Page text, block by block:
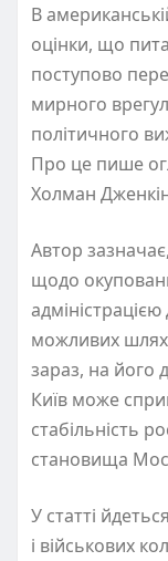
В
оцінки, що
поступово
мирного
політичного
Про це пише
Холман
Автор
щодо
можливих
зараз, на його
Київ може
стабільність
становища
У статті
і військових